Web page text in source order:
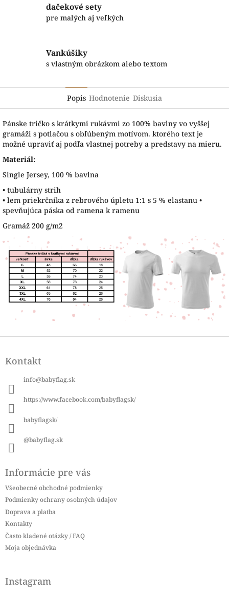
dačekové sety
pre malých aj veľkých
Vankúšiky
s vlastným obrázkom alebo textom
Popis Hodnotenie Diskusia
Pánske tričko s krátkymi rukávmi zo 100% bavlny vo vyššej
gramáži s potlačou s obľúbeným motívom. ktorého text je
možné upraviť aj podľa vlastnej potreby a predstavy na mieru.
Materiál:
Single Jersey, 100 % bavlna
• tubulárny strih
• lem priekrčníka z rebrového úpletu 1:1 s 5 % elastanu •
spevňujúca páska od ramena k ramenu
Gramáž 200 g/m2
Z
pKontakt
info@babyflag.sk
https://www.facebook.com/babyflagsk/
babyflagsk/
@babyflag.sk
Informácie pre vás
Všeobecné obchodné podmienky
Podmienky ochrany osobných údajov
Doprava a platba
Kontakty
Často kladené otázky / FAQ
Moja objednávka
Instagram